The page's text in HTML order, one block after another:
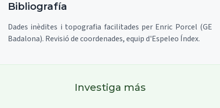
Bibliografía
Dades inèdites i topografia facilitades per Enric Porcel (GE
Badalona). Revisió de coordenades, equip d'Espeleo Índex.
Investiga más